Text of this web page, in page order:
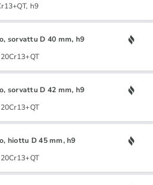
h9
sorvattu D 40 mm, h9
sorvattu D 42 mm, h9
hiottu D 45 mm, h9